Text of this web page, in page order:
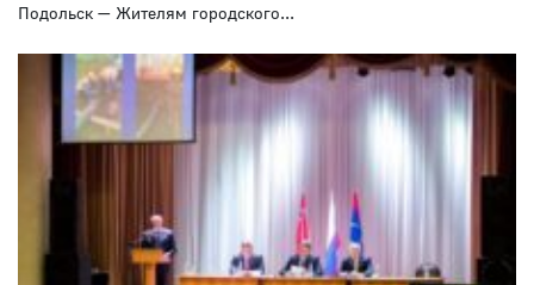
Подольск — Жителям городского...